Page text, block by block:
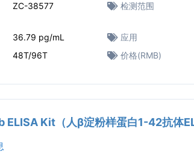
ZC-38577 检测范围
36.79 pg/mL 应用
48T/96T 价格(RMB)
Kit（人β淀粉样蛋白1-42抗体